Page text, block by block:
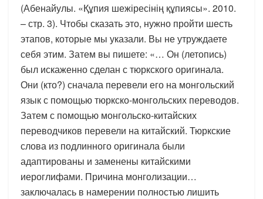
(Абенайулы. «Құпия шежіресінің құпиясы». 2010.
– стр. 3). Чтобы сказать это, нужно пройти шесть
этапов, которые мы указали. Вы не утруждаете
себя этим. Затем вы пишете: «… Он (летопись)
был искаженно сделан с тюркского оригинала.
Они (кто?) сначала перевели его на монгольский
язык с помощью тюркско-монгольских переводов.
Затем с помощью монгольско-китайских
переводчиков перевели на китайский. Тюркские
слова из подлинного оригинала были
адаптированы и заменены китайскими
иероглифами. Причина монголизации…
заключалась в намерении полностью лишить